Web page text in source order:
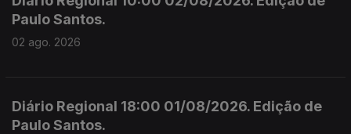
Paulo Santos.
02 ago. 2026
Diário Regional 18:00 01/08/2026. Edição de
Paulo Santos.